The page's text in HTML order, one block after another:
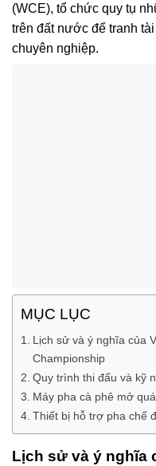
(WCE), tổ chức quy tụ
trên đất nước để tranh
chuyên nghiệp.
MỤC LỤC
Lịch sử và ý nghĩa của
Championship
Quy trình thi đấu và kỹ
Máy pha cà phê mở
Thiết bị hỗ trợ pha chế
Lịch sử và ý nghĩa